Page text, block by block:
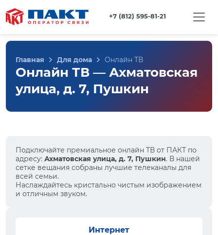
+7 (812) 595-81-21
Главная Для дома Онлайн ТВ
Онлайн ТВ — Ахматовская
улица, д. 7, Пушкин
Подключайте премиальное онлайн ТВ от ПАКТ по
адресу: Ахматовская улица, д. 7, Пушкин. В нашей
сетке вещания собраны лучшие телеканалы для
всей семьи.
Наслаждайтесь кристально чистым изображением
и отличным звуком.
Интернет